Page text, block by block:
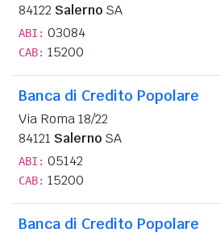
84122 Salerno SA
ABI: 03084
CAB: 15200
Banca di Credito Popolare
Via Roma 18/22
84121 Salerno SA
ABI: 05142
CAB: 15200
Banca di Credito Popolare